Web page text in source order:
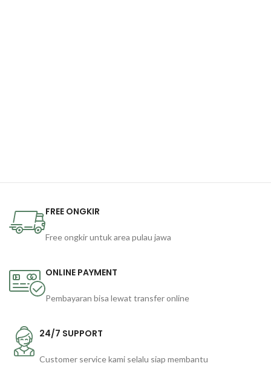
FREE ONGKIR
Free ongkir untuk area pulau jawa
ONLINE PAYMENT
Pembayaran bisa lewat transfer online
24/7 SUPPORT
Customer service kami selalu siap membantu